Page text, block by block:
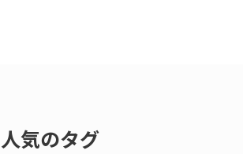
人気のタグ